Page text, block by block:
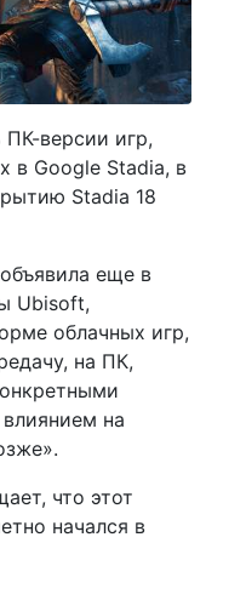
ПК-версии игр,
в Google Stadia, в
Stadia 18
еще в
Ubisoft,
облачных игр,
на ПК,
на
что этот
начался в